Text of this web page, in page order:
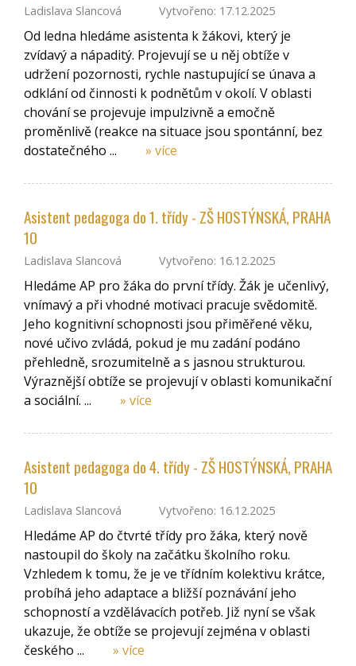
Ladislava Slancová Vytvořeno: 17.12.2025
Od ledna hledáme asistenta k žákovi, který je
zvídavý a nápaditý. Projevují se u něj obtíže v
udržení pozornosti, rychle nastupující se únava a
odklání od činnosti k podnětům v okolí. V oblasti
chování se projevuje impulzivně a emočně
proměnlivě (reakce na situace jsou spontánní, bez
dostatečného ...
» více
Asistent pedagoga do 1. třídy - ZŠ HOSTÝNSKÁ, PRAHA
10
Ladislava Slancová Vytvořeno: 16.12.2025
Hledáme AP pro žáka do první třídy. Žák je učenlivý,
vnímavý a při vhodné motivaci pracuje svědomitě.
Jeho kognitivní schopnosti jsou přiměřené věku,
nové učivo zvládá, pokud je mu zadání podáno
přehledně, srozumitelně a s jasnou strukturou.
Výraznější obtíže se projevují v oblasti komunikační
a sociální. ...
» více
Asistent pedagoga do 4. třídy - ZŠ HOSTÝNSKÁ, PRAHA
10
Ladislava Slancová Vytvořeno: 16.12.2025
Hledáme AP do čtvrté třídy pro žáka, který nově
nastoupil do školy na začátku školního roku.
Vzhledem k tomu, že je ve třídním kolektivu krátce,
probíhá jeho adaptace a bližší poznávání jeho
schopností a vzdělávacích potřeb. Již nyní se však
ukazuje, že obtíže se projevují zejména v oblasti
českého ...
» více